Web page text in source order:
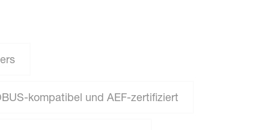
kompatibel und AEF-zertifiziert